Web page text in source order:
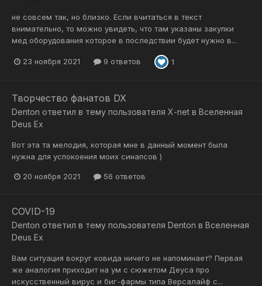
не совсем так, но близко. Если вчитаться в текст
внимательно, то можно увидеть, что там указаны закупки
мед оборудования которое в последствии будет нужно в...
23 ноября 2021 9 ответов 1
Творчество фанатов DX
Denton ответил в тему пользователя X-net в Вселенная
Deus Ex
Вот эта та мелодия, которая мне в данный момент была
нужна для успокоения моих синапсов )
20 ноября 2021 56 ответов
COVID-19
Denton ответил в тему пользователя Denton в Вселенная
Deus Ex
Вам ситуация вокруг ковида ничего не напоминает? Первая
же аналогия приходит на ум с сюжетом Деуса про
искусственный вирус и биг-фармы типа Версалайф с...